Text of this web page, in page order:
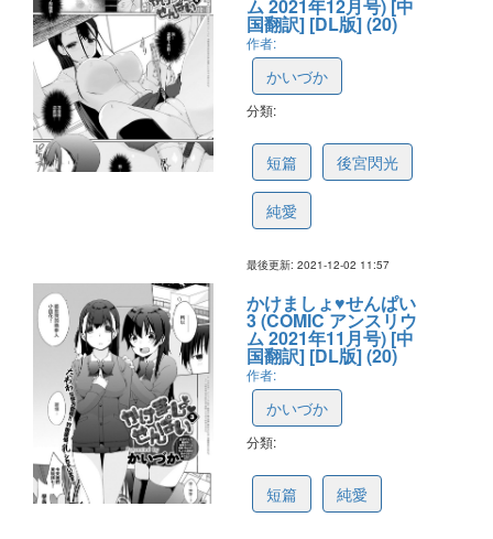
ム 2021年12月号) [中
国翻訳] [DL版] (20)
作者:
かいづか
分類:
短篇 後宮閃光
純愛
最後更新: 2021-12-02 11:57
かけましょ♥せんぱい
3 (COMIC アンスリウ
ム 2021年11月号) [中
国翻訳] [DL版] (20)
作者:
かいづか
分類:
短篇 純愛